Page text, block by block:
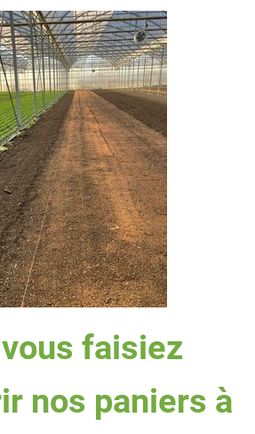
faisiez
nos paniers à